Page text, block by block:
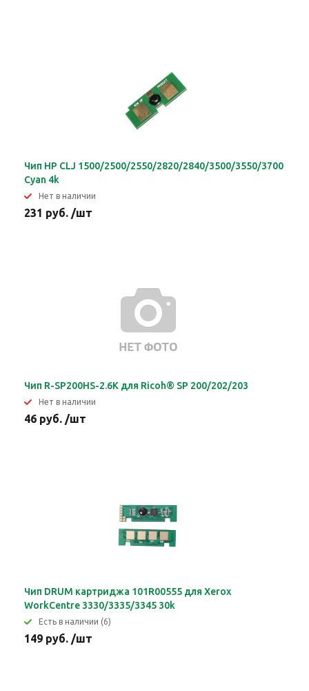
Чип HP CLJ 1500/2500/2550/2820/2840/3500/3550/3700
Cyan 4k
Нет в наличии
231 руб. /шт
Чип R-SP200HS-2.6K для Ricoh® SP 200/202/203
Нет в наличии
46 руб. /шт
Чип DRUM картриджа 101R00555 для Xerox
WorkCentre 3330/3335/3345 30k
Eсть в наличии (6)
149 руб. /шт